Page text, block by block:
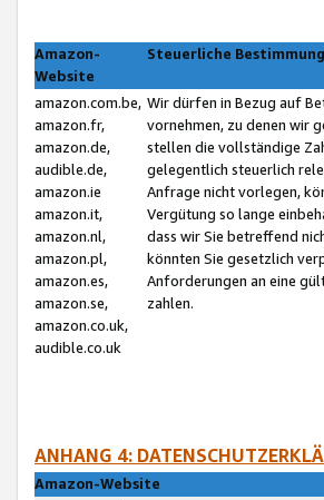
Amazon-
Website
Steuerliche
amazon.com.be,
amazon.fr,
amazon.de,
audible.de,
amazon.ie
amazon.it,
amazon.nl,
amazon.pl,
amazon.es,
amazon.se,
amazon.co.uk,
audible.co.uk
Wir dürfen in Bezug auf
vornehmen, zu denen wir
stellen die vollständige
gelegentlich steuerlich
Anfrage nicht vorlegen,
Vergütung so lange
dass wir Sie betreffend
könnten Sie gesetzlich
Anforderungen an eine
zahlen.
ANHANG 4:
Amazon-Website